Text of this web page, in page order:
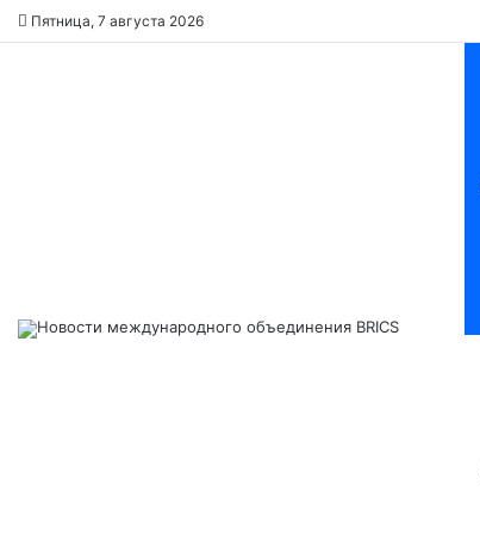
Пятница, 7 августа 2026